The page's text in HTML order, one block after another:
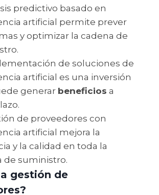
predictivo basado en
artificial permite prever
y optimizar la cadena de
de soluciones de
artificial es una inversión
generar beneficios a
de proveedores con
artificial mejora la
y la calidad en toda la
de suministro.
gestión de